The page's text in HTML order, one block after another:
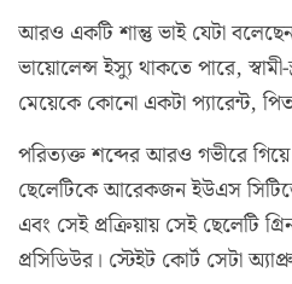
আরও একটি শান্তু ভাই যেটা
ভায়োলেন্স ইস্যু থাকতে পারে,
মেয়েকে কোনো একটা প্যারেন্ট,
পরিত্যক্ত শব্দের আরও গভীরে
ছেলেটিকে আরেকজন ইউএস
এবং সেই প্রক্রিয়ায় সেই ছেলেটি
প্রসিডিউর। স্টেইট কোর্ট সেটা